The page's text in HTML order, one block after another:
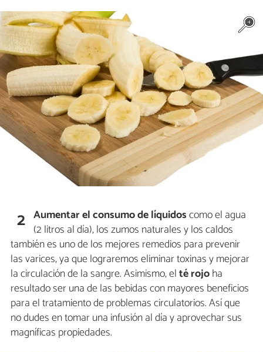
2 Aumentar el consumo de líquidoscomo el agua
(2 litros al día), los zumos naturales y los caldos
también es uno de los mejores remedios para prevenir
las varices, ya que lograremos eliminar toxinas y mejorar
la circulación de la sangre. Asimismo, elté rojoha
resultado ser una de las bebidas con mayores beneficios
para el tratamiento de problemas circulatorios. Así que
no dudes en tomar una infusión al día y aprovechar sus
magníficas propiedades.